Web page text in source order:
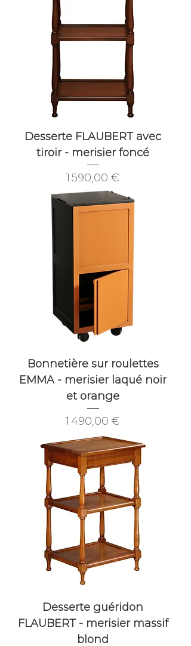
Desserte FLAUBERT avec
tiroir - merisier foncé
Prix
1 590,00 €
Bonnetière sur roulettes
EMMA - merisier laqué noir
et orange
Prix
1 490,00 €
Desserte guéridon
FLAUBERT - merisier massif
blond